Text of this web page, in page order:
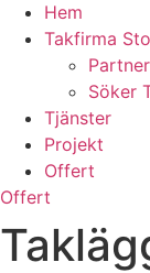
Hem
Takfirma
Söker
Tjänster
Projekt
Offert
Offert